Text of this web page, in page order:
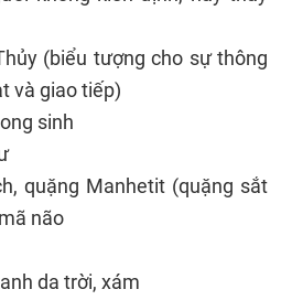
(biểu tượng cho sự thông
và giao tiếp)
sinh
quặng Manhetit (quặng sắt
não
da trời, xám